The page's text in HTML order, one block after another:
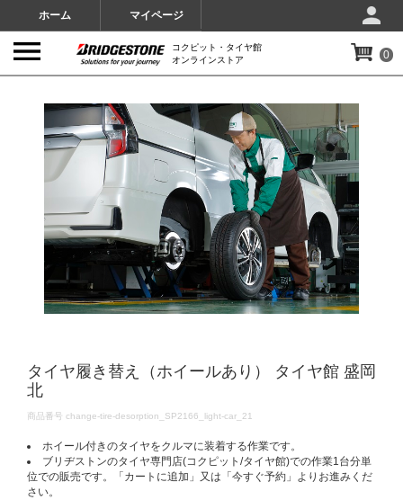
ホーム マイページ
コクピット・タイヤ館
オンラインストア
0
タイヤ履き替え（ホイールあり） タイヤ館 盛岡
北
DETAILS
商品番号 change-tire-desorption_SP2166_light-car_21
ホイール付きのタイヤをクルマに装着する作業です。
ブリヂストンのタイヤ専門店(コクピット/タイヤ館)での作業1台分単
位での販売です。「カートに追加」又は「今すぐ予約」よりお進みくだ
さい。